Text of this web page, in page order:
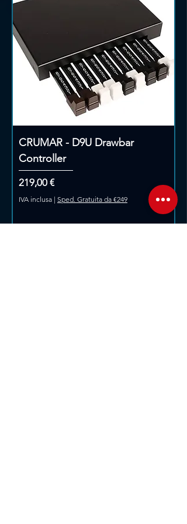
CRUMAR - D9U Drawbar
Controller
Prezzo
219,00 €
IVA inclusa | Sped. Gratuita da €249